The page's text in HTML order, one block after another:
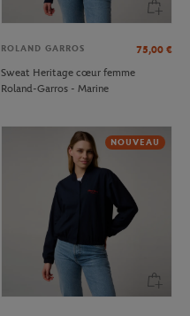
ROLAND GARROS 75,00 €
Sweat Heritage cœur femme
Roland-Garros - Marine
NOUVEAU